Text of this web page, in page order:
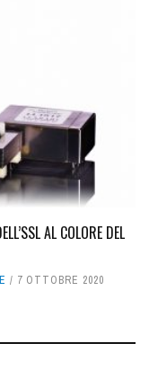
AL COLORE DEL
7 OTTOBRE 2020